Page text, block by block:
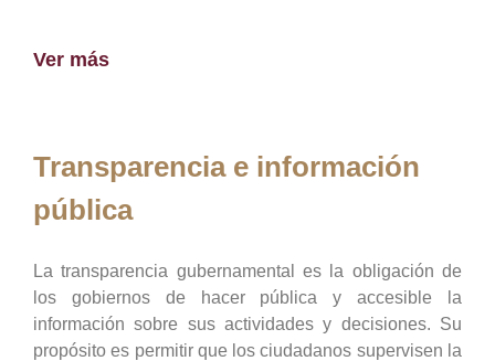
Ver más
Transparencia e información
pública
La transparencia gubernamental es la obligación de
los gobiernos de hacer pública y accesible la
información sobre sus actividades y decisiones. Su
propósito es permitir que los ciudadanos supervisen la